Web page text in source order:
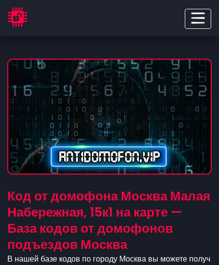
Код от домофона Москва Малая
Набережная, 15к1 на карте —
База кодов от домофонов
подъездов Москва
В нашей базе кодов по городу Москва вы можете получ